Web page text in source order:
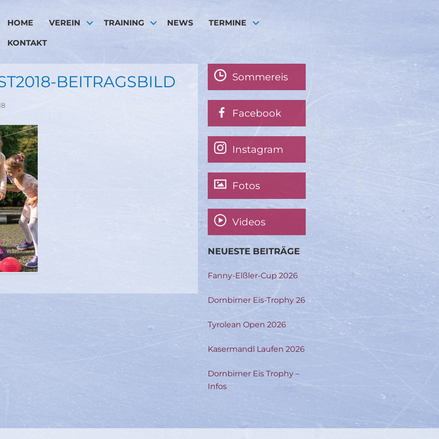
HOME VEREIN TRAINING NEWS TERMINE
KONTAKT
BEITRAGSBILD Sommereis
Facebook
Instagram
Fotos
Videos
NEUESTE BEITRÄGE
Fanny-Elßler-Cup 2026
Dornbirner Eis-Trophy 26
Tyrolean Open 2026
Kasermandl Laufen 2026
Dornbirner Eis Trophy –
Infos